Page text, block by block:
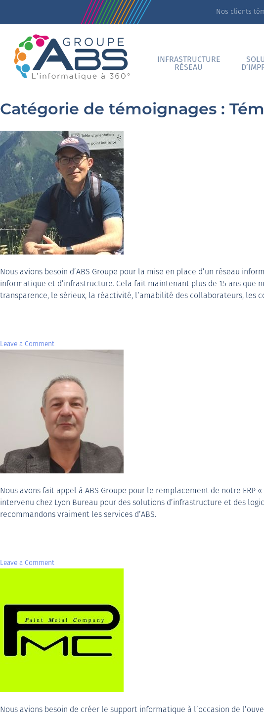
Nos clients
INFRASTRUCTURE
RÉSEAU
Catégorie de témoignages :
Nous avions besoin d’ABS Groupe pour la mise en place d’un réseau
informatique et d’infrastructure. Cela fait maintenant plus de 15 ans que
transparence, le sérieux, la réactivité, l’amabilité des collaborateurs, les
Leave a Comment
Nous avons fait appel à ABS Groupe pour le remplacement de notre ERP
intervenu chez Lyon Bureau pour des solutions d’infrastructure et des
recommandons vraiment les services d’ABS.
Leave a Comment
Nous avions besoin de créer le support informatique à l’occasion de